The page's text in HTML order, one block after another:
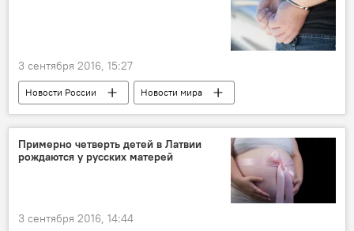
3 сентября 2016, 15:27
Новости России
Новости мира
Ну, покемон, погоди!
Примерно четверть детей в Латвии
рождаются у русских матерей
3 сентября 2016, 14:44